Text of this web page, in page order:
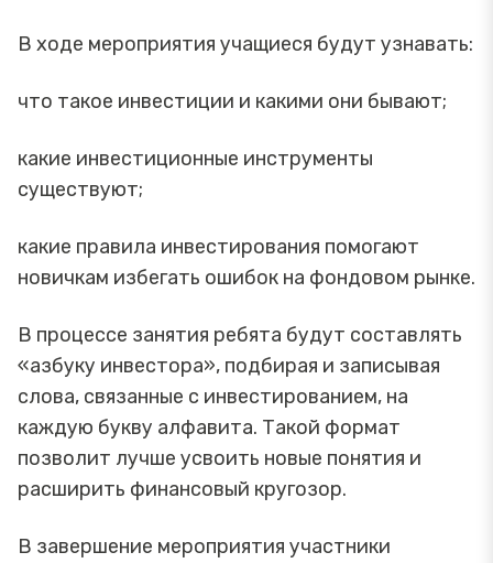
В ходе мероприятия учащиеся будут узнавать:
что такое инвестиции и какими они бывают;
какие инвестиционные инструменты
существуют;
какие правила инвестирования помогают
новичкам избегать ошибок на фондовом рынке.
В процессе занятия ребята будут составлять
«азбуку инвестора», подбирая и записывая
слова, связанные с инвестированием, на
каждую букву алфавита. Такой формат
позволит лучше усвоить новые понятия и
расширить финансовый кругозор.
В завершение мероприятия участники